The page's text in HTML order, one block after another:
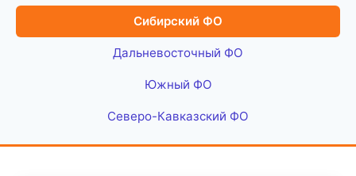
Сибирский ФО
Дальневосточный ФО
Южный ФО
Северо-Кавказский ФО